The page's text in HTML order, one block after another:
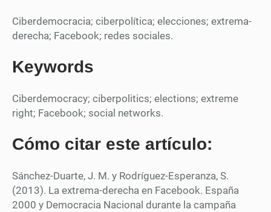
Ciberdemocracia; ciberpolítica; elecciones; extrema-
derecha; Facebook; redes sociales.
Keywords
Ciberdemocracy; ciberpolitics; elections; extreme
right; Facebook; social networks.
Cómo citar este artículo:
Sánchez-Duarte, J. M. y Rodríguez-Esperanza, S.
(2013). La extrema-derecha en Facebook. España
2000 y Democracia Nacional durante la campaña